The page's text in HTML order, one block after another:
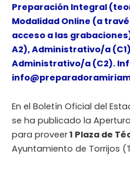
Preparación Integral
Modalidad Online (a
acceso a las
A2), Administrativo/a
Administrativo/a (C2).
En el Boletín Oficial del
se ha publicado la
para proveer1 Plaza de
Ayuntamiento de Torrijos